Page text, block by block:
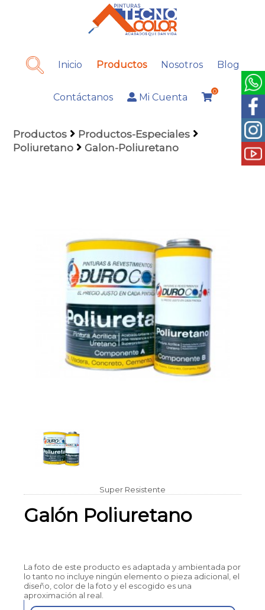
Inicio Productos Nosotros Blog
Contáctanos Mi Cuenta
0
Productos
Productos-Especiales
Poliuretano
Galon-Poliuretano
Super Resistente
Galón Poliuretano
La foto de este producto es adaptada y ambientada por
lo tanto no incluye ningún elemento o pieza adicional, el
diseño, color de la foto y el escogido es una
aproximación al real.